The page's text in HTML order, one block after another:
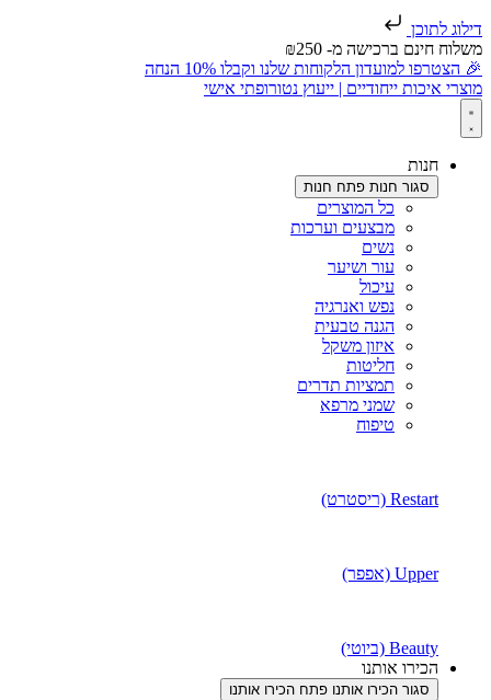
דילוג לתוכן
משלוח חינם ברכישה מ- ₪250
🎉 הצטרפו למועדון הלקוחות שלנו וקבלו 10% הנחה
מוצרי איכות ייחודיים | ייעוץ נטורופתי אישי
חנות
סגור חנות פתח חנות
כל המוצרים
מבצעים וערכות
נשים
עור ושיער
עיכול
נפש ואנרגיה
הגנה טבעית
איזון משקל
חליטות
תמציות תדרים
שמני מרפא
טיפוח
Restart (ריסטרט)
Upper (אפפר)
Beauty (ביוטי)
הכירו אותנו
סגור הכירו אותנו פתח הכירו אותנו